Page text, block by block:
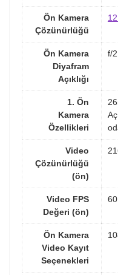
Ön Kamera
Çözünürlüğü
Ön Kamera
Diyafram
Açıklığı
f/
1. Ön
Kamera
Özellikleri
Video
Çözünürlüğü
(ön)
Video FPS
Değeri (ön)
Ön Kamera
Video Kayıt
Seçenekleri